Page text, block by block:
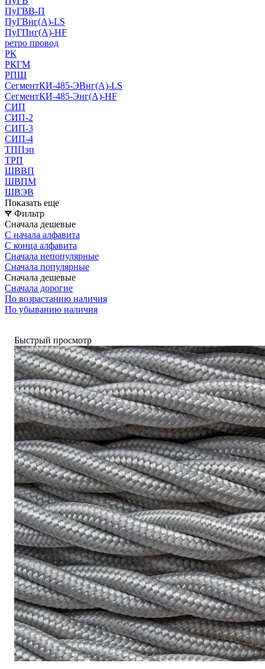
ПуГВВ-П
ПуГВнг(А)-LS
ПуГПнг(А)-HF
ретро провод
РК
РКГМ
РПШ
СегментКИ-485-ЭВнг(А)-LS
СегментКИ-485-Энг(А)-HF
СИП
СИП-2
СИП-3
СИП-4
ТППэп
ТРП
ШВВП
ШВПМ
ШВЭВ
Показать еще
Фильтр
Сначала дешевые
С начала алфавита
С конца алфавита
Сначала непопулярные
Сначала популярные
Сначала дешевые
Сначала дорогие
По возрастанию наличия
По убыванию наличия
Быстрый просмотр